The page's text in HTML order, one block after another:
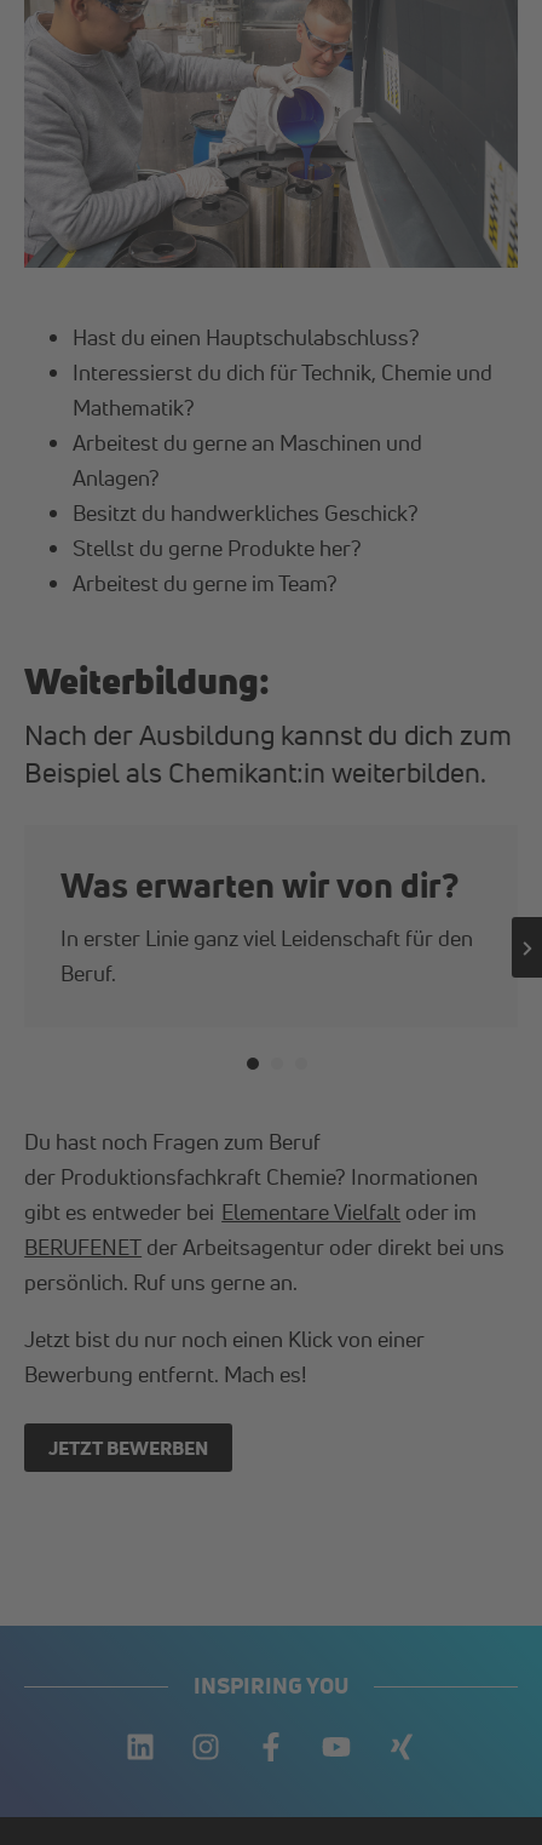
Hast du einen Hauptschulabschluss?
Interessierst du dich für Technik, Chemie und
Mathematik?
Arbeitest du gerne an Maschinen und
Anlagen?
Besitzt du handwerkliches Geschick?
Stellst du gerne Produkte her?
Arbeitest du gerne im Team?
Weiterbildung:
Nach der Ausbildung kannst du dich zum
Beispiel als Chemikant:in weiterbilden.
Was erwarten wir von dir?
In erster Linie ganz viel Leidenschaft für den
Beruf.
Du hast noch Fragen zum Beruf
der Produktionsfachkraft Chemie? Inormationen
gibt es entweder bei Elementare Vielfalt oder im
BERUFENET der Arbeitsagentur oder direkt bei uns
persönlich. Ruf uns gerne an.
Jetzt bist du nur noch einen Klick von einer
Bewerbung entfernt. Mach es!
JETZT BEWERBEN
INSPIRING YOU